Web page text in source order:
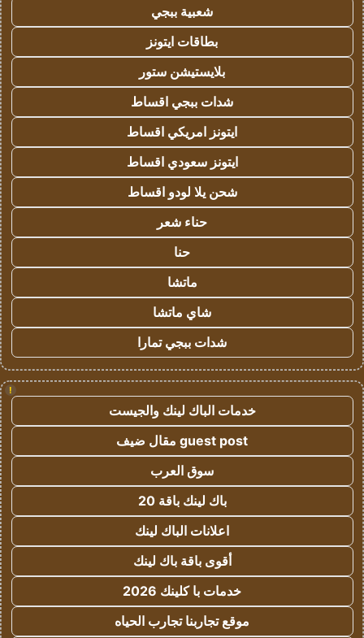
شعبية ببجي
بطاقات ايتونز
بلايستيشن ستور
شدات ببجي اقساط
ايتونز امريكي اقساط
ايتونز سعودي اقساط
شحن يلا لودو اقساط
حناء شعر
حنا
ماتشا
شاي ماتشا
شدات ببجي تمارا
!
خدمات الباك لينك والجيست
guest post مقال ضيف
سوق العرب
باك لينك باقة 20
اعلانات الباك لينك
أقوى باقة باك لينك
خدمات با كلينك 2026
موقع تجاربنا تجارب الحياه